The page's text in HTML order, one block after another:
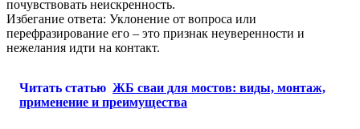
почувствовать неискренность.
Избегание ответа: Уклонение от вопроса или
перефразирование его – это признак неуверенности и
нежелания идти на контакт.
Читать статью ЖБ сваи для мостов: виды, монтаж,
применение и преимущества